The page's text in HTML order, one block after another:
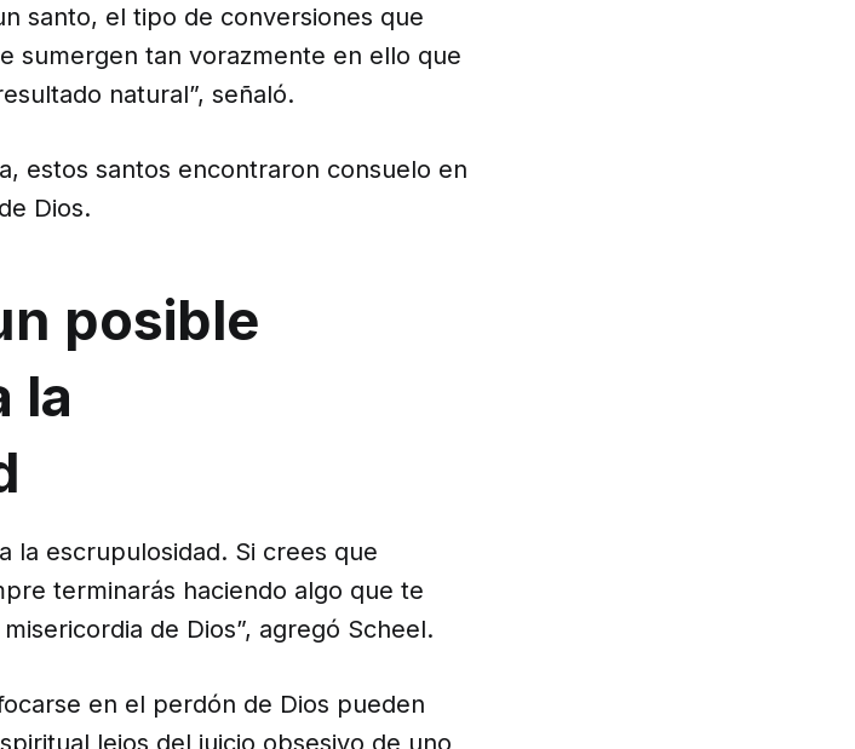
santo, el tipo de conversiones que
sumergen tan vorazmente en ello que
natural”, señaló.
estos santos encontraron consuelo en
Dios.
posible
la
la escrupulosidad. Si crees que
terminarás haciendo algo que te
de Dios”, agregó Scheel.
en el perdón de Dios pueden
lejos del juicio obsesivo de uno